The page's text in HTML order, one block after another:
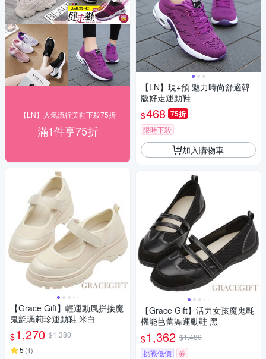
【LN】人氣流行美鞋下殺75折
滿1件享75折
【Grace Gift】輕運動風拼接魔
鬼氈瑪莉珍運動鞋 米白
$1,270 $1,380
5 (1)
【LN】現+預 魅力時尚舒適韓
版好走運動鞋
$468 75折
限時下殺
加入購物車
【Grace Gift】活力女孩魔鬼氈
機能芭蕾舞運動鞋 黑
$1,362 $1,480
挑戰低價
券